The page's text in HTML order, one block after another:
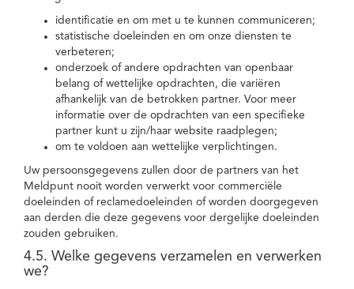
identificatie en om met u te kunnen communiceren;
statistische doeleinden en om onze diensten te
verbeteren;
onderzoek of andere opdrachten van openbaar
belang of wettelijke opdrachten, die variëren
afhankelijk van de betrokken partner. Voor meer
informatie over de opdrachten van een specifieke
partner kunt u zijn/haar website raadplegen;
om te voldoen aan wettelijke verplichtingen.
Uw persoonsgegevens zullen door de partners van het
Meldpunt nooit worden verwerkt voor commerciële
doeleinden of reclamedoeleinden of worden doorgegeven
aan derden die deze gegevens voor dergelijke doeleinden
zouden gebruiken.
4.5. Welke gegevens verzamelen en verwerken
we?